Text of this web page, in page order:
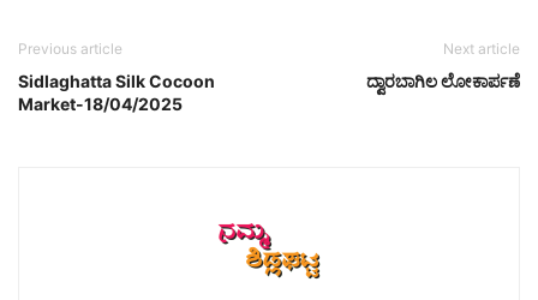
Previous article
Sidlaghatta Silk Cocoon
Market-18/04/2025
Next article
ದ್ವಾರಬಾಗಿಲ ಲೋಕಾರ್ಪಣೆ